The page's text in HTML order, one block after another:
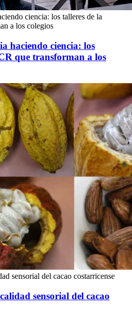
ciencia: los talleres de la
a los colegios
haciendo ciencia: los
que transforman a los
sensorial del cacao costarricense
sensorial del cacao